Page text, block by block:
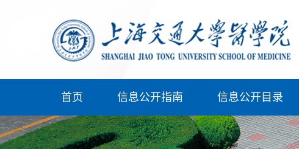
首页 信息公开指南 信息公开目录